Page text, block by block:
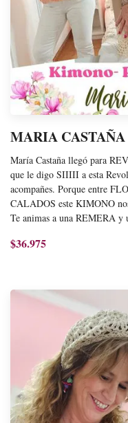
MARIA CASTAÑA
María Castaña llegó para
que le digo SIIIII a esta
acompañes. Porque entre
CALADOS este KIMONO
Te animas a una REMERA
$36.975